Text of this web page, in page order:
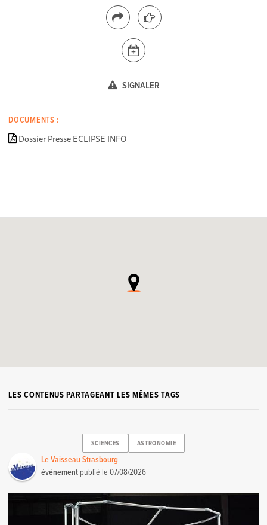
SIGNALER
DOCUMENTS :
Dossier Presse ECLIPSE INFO
LES CONTENUS PARTAGEANT LES MÊMES TAGS
SCIENCES ASTRONOMIE
Le Vaisseau Strasbourg
événement publié le07/08/2026